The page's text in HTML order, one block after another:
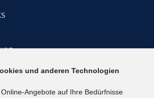
und anderen Technologien
Angebote auf Ihre Bedürfnisse